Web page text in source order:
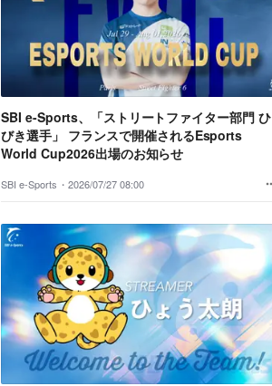
SBI e-Sports、「ストリートファイター部門 ひ
びき選手」 フランスで開催されるEsports
World Cup2026出場のお知らせ
SBI e-Sports・ 2026/07/27 08:00